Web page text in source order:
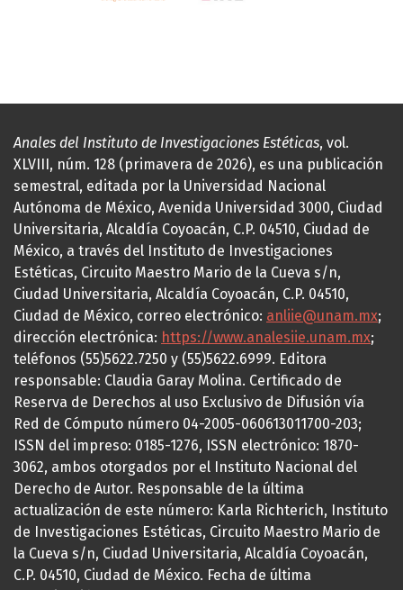
Anales del Instituto de Investigaciones Estéticas, vol.
XLVIII, núm. 128 (primavera de 2026), es una publicación
semestral, editada por la Universidad Nacional
Autónoma de México, Avenida Universidad 3000, Ciudad
Universitaria, Alcaldía Coyoacán, C.P. 04510, Ciudad de
México, a través del Instituto de Investigaciones
Estéticas, Circuito Maestro Mario de la Cueva s/n,
Ciudad Universitaria, Alcaldía Coyoacán, C.P. 04510,
Ciudad de México, correo electrónico: anliie@unam.mx;
dirección electrónica: https://www.analesiie.unam.mx;
teléfonos (55)5622.7250 y (55)5622.6999. Editora
responsable: Claudia Garay Molina. Certificado de
Reserva de Derechos al uso Exclusivo de Difusión vía
Red de Cómputo número 04-2005-060613011700-203;
ISSN del impreso: 0185-1276, ISSN electrónico: 1870-
3062, ambos otorgados por el Instituto Nacional del
Derecho de Autor. Responsable de la última
actualización de este número: Karla Richterich, Instituto
de Investigaciones Estéticas, Circuito Maestro Mario de
la Cueva s/n, Ciudad Universitaria, Alcaldía Coyoacán,
C.P. 04510, Ciudad de México. Fecha de última